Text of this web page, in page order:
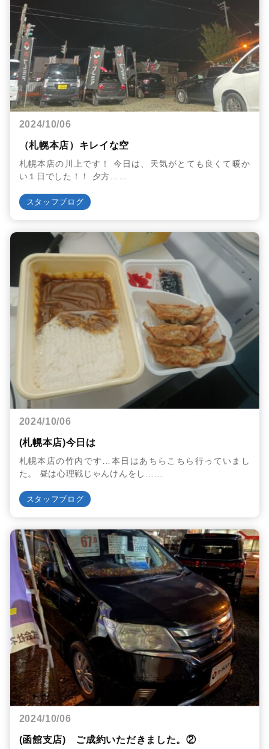
2024/10/06
（札幌本店）キレイな空
札幌本店の川上です！ 今日は、天気がとても良くて暖か
い１日でした！！ 夕方……
スタッフブログ
2024/10/06
(札幌本店)今日は
札幌本店の竹内です…本日はあちらこちら行っていまし
た。 昼は心理戦じゃんけんをし……
スタッフブログ
2024/10/06
(函館支店) ご成約いただきました。②